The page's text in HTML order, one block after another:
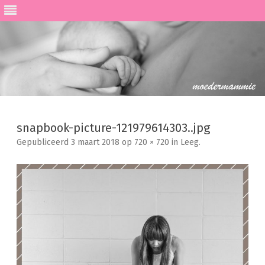
de
inhoud
snapbook-picture-121979614303..jpg
Gepubliceerd 3 maart 2018 op 720 × 720 in Leeg.